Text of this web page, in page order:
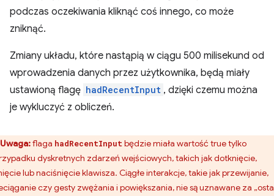
podczas oczekiwania kliknąć coś innego, co może
zniknąć.
Zmiany układu, które nastąpią w ciągu 500 milisekund od
wprowadzenia danych przez użytkownika, będą miały
ustawioną flagę hadRecentInput , dzięki czemu można
je wykluczyć z obliczeń.
Uwaga:flaga hadRecentInputbędzie miała wartość true tylko
dyskretnych zdarzeń wejściowych, takich jak dotknięcie,
lub naciśnięcie klawisza. Ciągłe interakcje, takie jak przewijanie,
czy gesty zwężania i powiększania, nie są uznawane za